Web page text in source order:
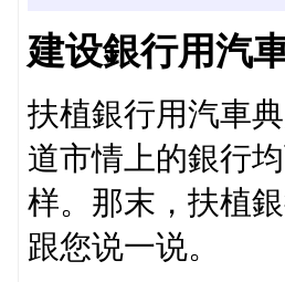
建设銀行用汽
扶植銀行用汽車
道市情上的銀行
样。那末，扶植
跟您说一说。